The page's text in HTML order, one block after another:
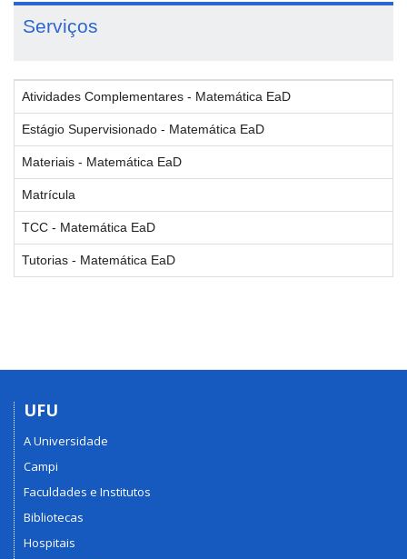
Serviços
Atividades Complementares - Matemática EaD
Estágio Supervisionado - Matemática EaD
Materiais - Matemática EaD
Matrícula
TCC - Matemática EaD
Tutorias - Matemática EaD
UFU
A Universidade
Campi
Faculdades e Institutos
Bibliotecas
Hospitais